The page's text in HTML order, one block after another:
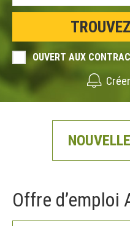
OUVERT AUX
Offre